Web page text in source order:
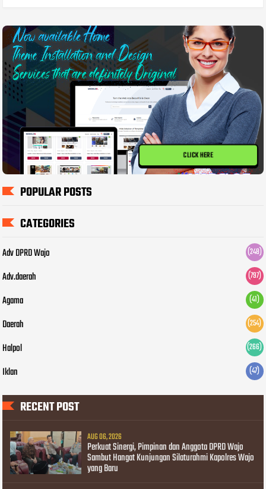
CLICK HERE
POPULAR POSTS
CATEGORIES
Adv DPRD Wajo (248)
Adv.daerah (797)
Agama (41)
Daerah (254)
Halpol (266)
Iklan (47)
RECENT POST
AUG 06, 2026
Perkuat Sinergi, Pimpinan dan Anggota DPRD Wajo
Sambut Hangat Kunjungan Silaturahmi Kapolres Wajo
yang Baru